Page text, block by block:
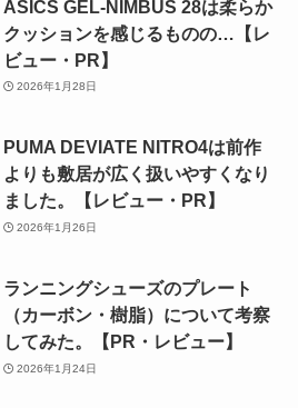
ASICS GEL-NIMBUS 28は柔らか
クッションを感じるものの…【レ
ビュー・PR】
2026年1月28日
PUMA DEVIATE NITRO4は前作
よりも敷居が広く扱いやすくなり
ました。【レビュー・PR】
2026年1月26日
ランニングシューズのプレート
（カーボン・樹脂）について考察
してみた。【PR・レビュー】
2026年1月24日